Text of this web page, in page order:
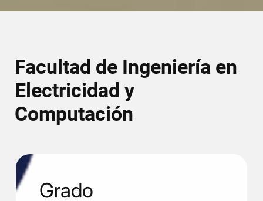
Facultad de Ingeniería en
Electricidad y
Computación
Grado